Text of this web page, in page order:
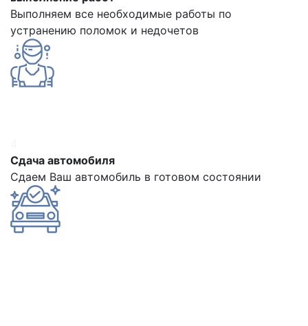
Выполняем все необходимые работы по
устранению поломок и недочетов
Сдача автомобиля
Сдаем Ваш автомобиль в готовом состоянии